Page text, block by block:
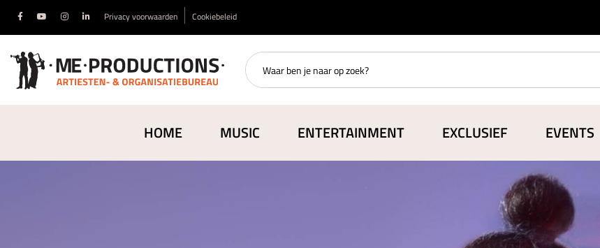
Privacy voorwaarden Cookiebeleid
HOME MUSIC ENTERTAINMENT EXCLUSIEF EVENTS